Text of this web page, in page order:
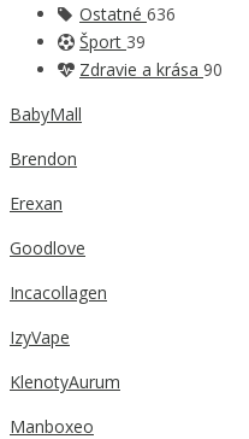
Ostatné 636
Šport 39
Zdravie a krása 90
BabyMall
Brendon
Erexan
Goodlove
Incacollagen
IzyVape
KlenotyAurum
Manboxeo